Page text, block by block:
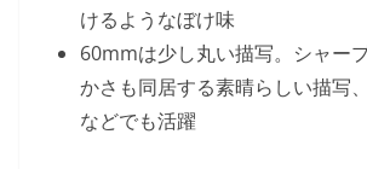
けるようなぼけ味
60mmは少し丸い描写。シャー
かさも同居する素晴らしい描写
などでも活躍